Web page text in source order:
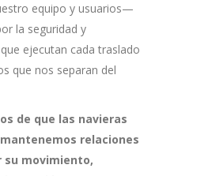
equipo y usuarios—
la seguridad y
ejecutan cada traslado
que nos separan del
de que las navieras
relaciones
movimiento,